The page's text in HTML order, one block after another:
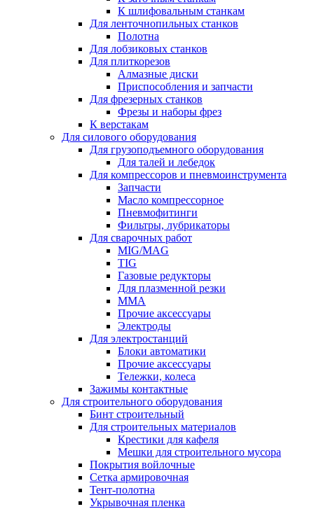
К шлифовальным станкам
Для ленточнопильных станков
Полотна
Для лобзиковых станков
Для плиткорезов
Алмазные диски
Приспособления и запчасти
Для фрезерных станков
Фрезы и наборы фрез
К верстакам
Для силового оборудования
Для грузоподъемного оборудования
Для талей и лебедок
Для компрессоров и пневмоинструмента
Запчасти
Масло компрессорное
Пневмофитинги
Фильтры, лубрикаторы
Для сварочных работ
MIG/MAG
TIG
Газовые редукторы
Для плазменной резки
ММА
Прочие аксессуары
Электроды
Для электростанций
Блоки автоматики
Прочие аксессуары
Тележки, колеса
Зажимы контактные
Для строительного оборудования
Бинт строительный
Для строительных материалов
Крестики для кафеля
Мешки для строительного мусора
Покрытия войлочные
Сетка армировочная
Тент-полотна
Укрывочная пленка